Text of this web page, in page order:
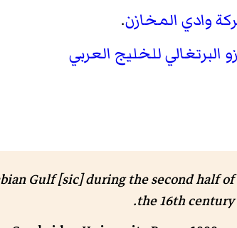
وادي المخازن.
البرتغالي للخليج العربي
Gulf [sic] during the second half of
the 16th century.